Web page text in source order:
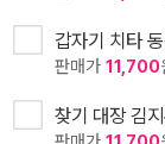
갑자기 치타
판매가 11,700
찾기 대장 김